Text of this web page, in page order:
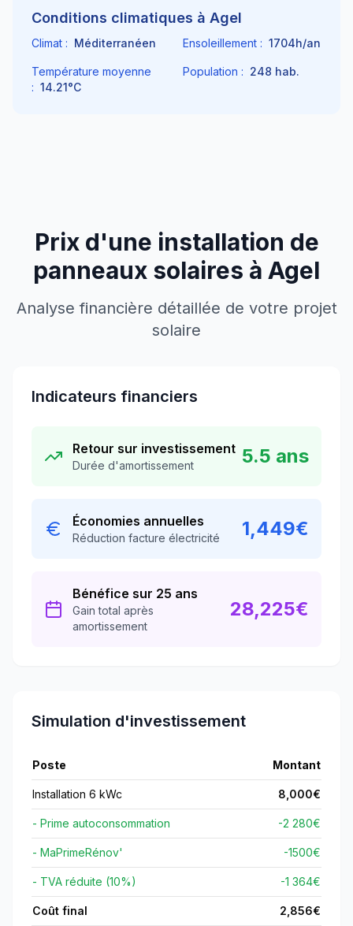
Conditions climatiques à Agel
Climat : Méditerranéen Ensoleillement : 1704h/an
Température moyenne
: 14.21°C
Population : 248 hab.
Prix d'une installation de
panneaux solaires à Agel
Analyse financière détaillée de votre projet
solaire
Indicateurs financiers
Retour sur investissement
Durée d'amortissement 5.5 ans
Économies annuelles
Réduction facture électricité 1,449€
Bénéfice sur 25 ans
Gain total après
amortissement
28,225€
Simulation d'investissement
Poste Montant
Installation 6 kWc 8,000€
- Prime autoconsommation -2 280€
- MaPrimeRénov' -1500€
- TVA réduite (10%) -1 364€
Coût final 2,856€